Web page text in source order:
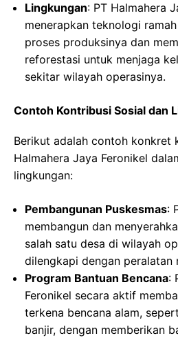
Lingkungan: PT Halmahera
menerapkan teknologi
proses produksinya dan
reforestasi untuk menjaga
sekitar wilayah operasinya.
Contoh Kontribusi Sosial dan
Berikut adalah contoh konkret
Halmahera Jaya Feronikel
lingkungan:
Pembangunan Puskesmas:
membangun dan
salah satu desa di wilayah
dilengkapi dengan peralatan
Program Bantuan Bencana:
Feronikel secara aktif
terkena bencana alam,
banjir, dengan memberikan